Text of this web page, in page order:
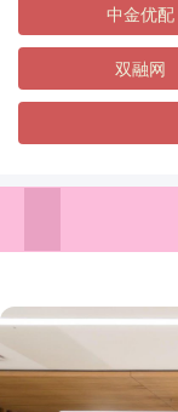
中金优配
双融网